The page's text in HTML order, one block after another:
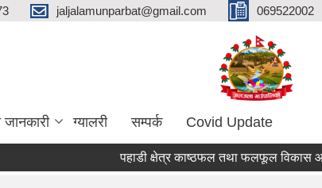
jaljalamunparbat@gmail.com 069522002
ग्यालरी सम्पर्क Covid Update
पहाडी क्षेत्र काष्ठफल तथा फलफूल विकास